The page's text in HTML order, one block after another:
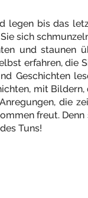
legen bis das
sich
und staunen
erfahren, die
Geschichten
mit
die
freut.
Tuns!